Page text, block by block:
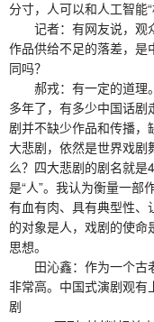
分寸，人可以和人工智能
记者：有网友说，观
作品供给不足的落差，是
同吗？
郝戎：有一定的道理
多年了，有多少中国话
剧并不缺少作品和传播
大悲剧，依然是世界戏剧
么？四大悲剧的剧名就
是“人”。我认为衡量一部
有血有肉、具有典型性、
的对象是人，戏剧的使
思想。
田沁鑫：作为一个古
非常高。中国式演剧观有
剧